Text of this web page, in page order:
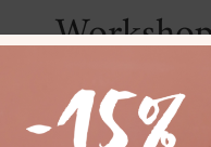
Workshop-